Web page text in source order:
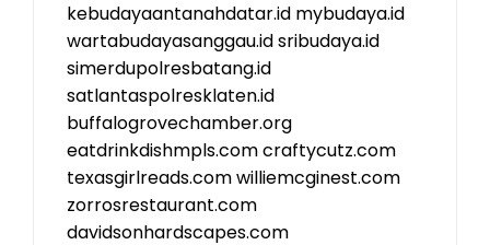
kebudayaantanahdatar.id mybudaya.id
wartabudayasanggau.idsribudaya.id
simerdupolresbatang.id
satlantaspolresklaten.id
buffalogrovechamber.org
eatdrinkdishmpls.comcraftycutz.com
texasgirlreads.comwilliemcginest.com
zorrosrestaurant.com
davidsonhardscapes.com